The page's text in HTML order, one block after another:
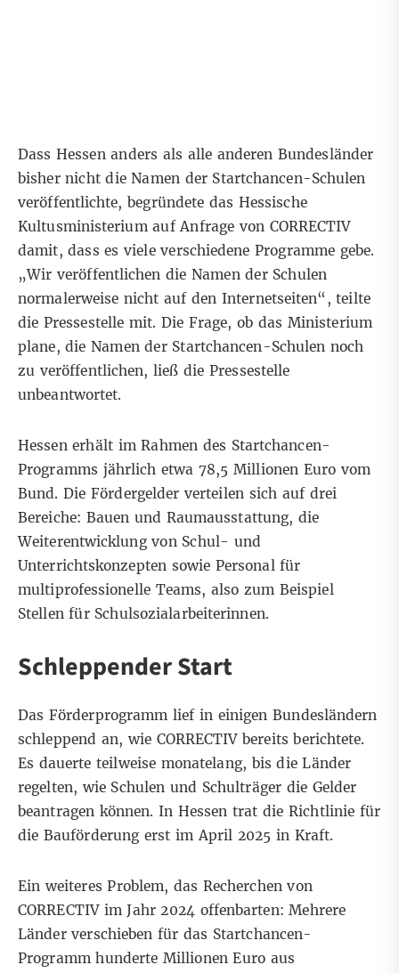
Dass Hessen anders als alle anderen Bundesländer
bisher nicht die Namen der Startchancen-Schulen
veröffentlichte, begründete das Hessische
Kultusministeriumauf Anfrage von CORRECTIV
damit, dass es viele verschiedene Programme gebe.
„Wir veröffentlichen die Namen der Schulen
normalerweise nicht auf den Internetseiten“, teilte
die Pressestelle mit. Die Frage, ob das Ministerium
plane, die Namen der Startchancen-Schulen noch
zu veröffentlichen, ließ die Pressestelle
unbeantwortet.
Hessen erhält im Rahmen des Startchancen-
Programms jährlich etwa 78,5 Millionen Euro vom
Bund. Die Fördergelder verteilen sich auf drei
Bereiche: Bauen und Raumausstattung, die
Weiterentwicklung von Schul- und
Unterrichtskonzepten sowie Personal für
multiprofessionelle Teams, also zum Beispiel
Stellen für Schulsozialarbeiterinnen.
Schleppender Start
Das Förderprogramm lief in einigen Bundesländern
schleppend an, wie CORRECTIV bereits berichtete.
Es dauerte teilweise monatelang, bis die Länder
regelten, wie Schulen und Schulträger die Gelder
beantragen können. In Hessen trat die Richtlinie für
die Bauförderung erst im April 2025 in Kraft.
Ein weiteres Problem, das Recherchen von
CORRECTIV im Jahr 2024 offenbarten: Mehrere
Länder verschieben für das Startchancen-
Programmhunderte Millionen Euroaus